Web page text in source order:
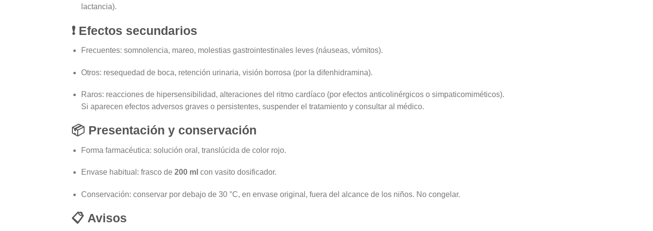
lactancia).
❗ Efectos secundarios
Frecuentes: somnolencia, mareo, molestias gastrointestinales leves (náuseas, vómitos).
Otros: resequedad de boca, retención urinaria, visión borrosa (por la difenhidramina).
Raros: reacciones de hipersensibilidad, alteraciones del ritmo cardíaco (por efectos anticolinérgicos o simpaticomiméticos).
Si aparecen efectos adversos graves o persistentes, suspender el tratamiento y consultar al médico.
📦 Presentación y conservación
Forma farmacéutica: solución oral, translúcida de color rojo.
Envase habitual: frasco de200 ml con vasito dosificador.
Conservación: conservar por debajo de 30 °C, en envase original, fuera del alcance de los niños. No congelar.
📋 Avisos